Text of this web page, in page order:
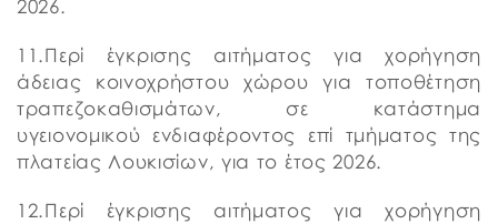
2026.
11.Περί έγκρισης αιτήματος για χορήγηση
άδειας κοινοχρήστου χώρου για τοποθέτηση
τραπεζοκαθισμάτων, σε κατάστημα
υγειονομικού ενδιαφέροντος επί τμήματος της
πλατείας Λουκισίων, για το έτος 2026.
12.Περί έγκρισης αιτήματος για χορήγηση